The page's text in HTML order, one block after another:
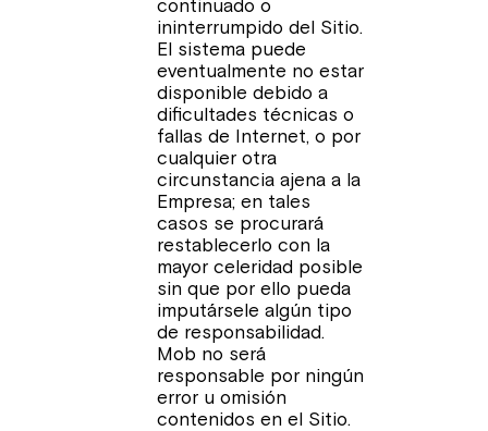
continuado o
ininterrumpido del Sitio.
El sistema puede
eventualmente no estar
disponible debido a
dificultades técnicas o
fallas de Internet, o por
cualquier otra
circunstancia ajena a la
Empresa; en tales
casos se procurará
restablecerlo con la
mayor celeridad posible
sin que por ello pueda
imputársele algún tipo
de responsabilidad.
Mob no será
responsable por ningún
error u omisión
contenidos en el Sitio.